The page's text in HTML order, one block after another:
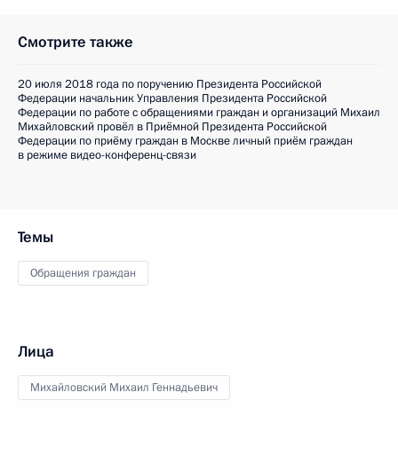
Смотрите также
20 июля 2018 года по поручению Президента Российской
Федерации начальник Управления Президента Российской
Федерации по работе с обращениями граждан и организаций Михаил
Михайловский провёл в Приёмной Президента Российской
Федерации по приёму граждан в Москве личный приём граждан
в режиме видео-конференц-связи
Темы
Обращения граждан
Лица
Михайловский Михаил Геннадьевич